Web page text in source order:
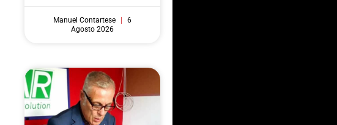
Manuel Contartese
6
Agosto 2026